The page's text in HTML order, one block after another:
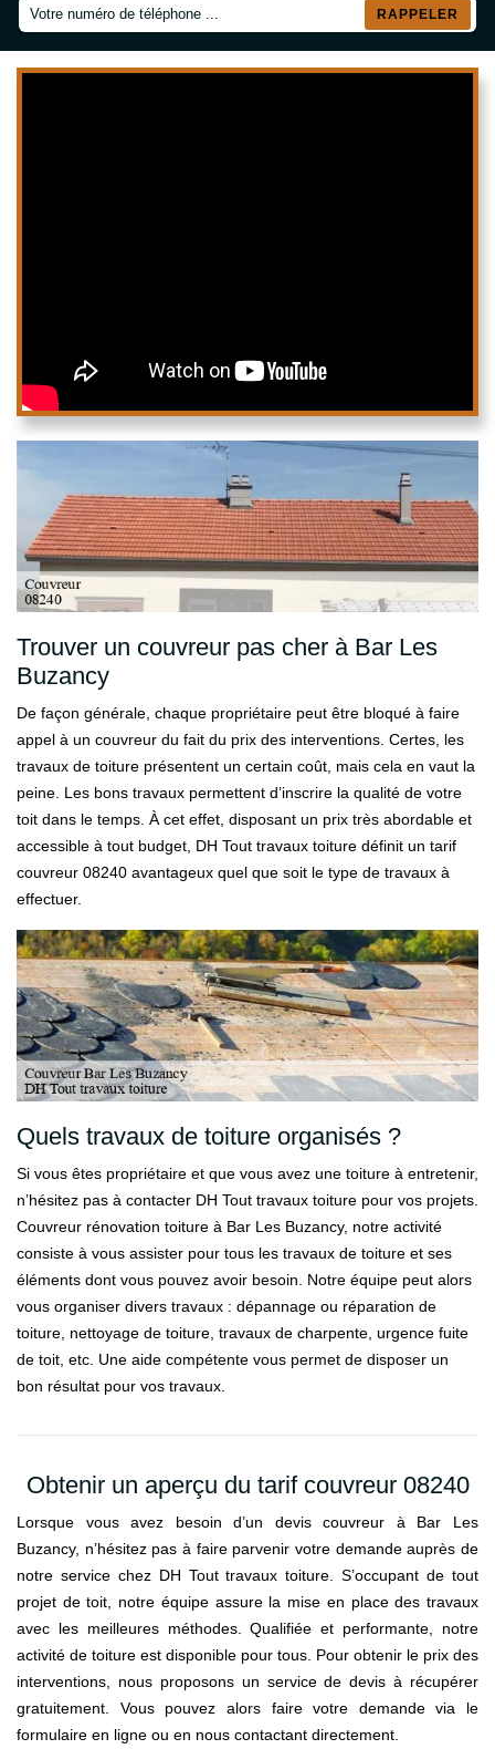
Trouver un couvreur pas cher à Bar Les
Buzancy
De façon générale, chaque propriétaire peut être bloqué à faire
appel à un couvreur du fait du prix des interventions. Certes, les
travaux de toiture présentent un certain coût, mais cela en vaut la
peine. Les bons travaux permettent d’inscrire la qualité de votre
toit dans le temps. À cet effet, disposant un prix très abordable et
accessible à tout budget, DH Tout travaux toiture définit un tarif
couvreur 08240 avantageux quel que soit le type de travaux à
effectuer.
Quels travaux de toiture organisés ?
Si vous êtes propriétaire et que vous avez une toiture à entretenir,
n’hésitez pas à contacter DH Tout travaux toiture pour vos projets.
Couvreur rénovation toiture à Bar Les Buzancy, notre activité
consiste à vous assister pour tous les travaux de toiture et ses
éléments dont vous pouvez avoir besoin. Notre équipe peut alors
vous organiser divers travaux : dépannage ou réparation de
toiture, nettoyage de toiture, travaux de charpente, urgence fuite
de toit, etc. Une aide compétente vous permet de disposer un
bon résultat pour vos travaux.
Obtenir un aperçu du tarif couvreur 08240
Lorsque vous avez besoin d’un devis couvreur à Bar Les
Buzancy, n’hésitez pas à faire parvenir votre demande auprès de
notre service chez DH Tout travaux toiture. S’occupant de tout
projet de toit, notre équipe assure la mise en place des travaux
avec les meilleures méthodes. Qualifiée et performante, notre
activité de toiture est disponible pour tous. Pour obtenir le prix des
interventions, nous proposons un service de devis à récupérer
gratuitement. Vous pouvez alors faire votre demande via le
formulaire en ligne ou en nous contactant directement.